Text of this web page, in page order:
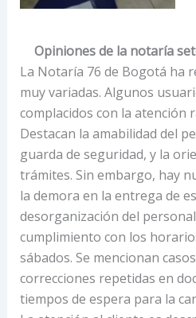
Opiniones de la notaría
La Notaría 76 de Bogotá ha
muy variadas. Algunos
complacidos con la atención
Destacan la amabilidad del
guarda de seguridad, y la
trámites. Sin embargo, hay
la demora en la entrega de
desorganización del
cumplimiento con los
sábados. Se mencionan
correcciones repetidas en
tiempos de espera para la